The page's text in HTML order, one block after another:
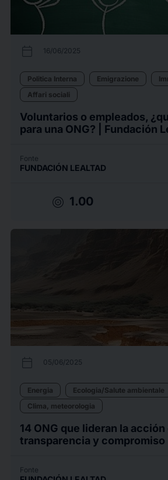
calendar_today 16/06/2025
Politica Interna Emigrazione
Affari sociali
Voluntarios o empleados,
para una ONG? | Fundación
Fonte
FUNDACIÓN LEALTAD
target 1.00
calendar_today 05/06/2025
Energia
Ecologia/Salute ambientale
Clima, meteorologia
14 ONG que lideran la
transparencia y compromiso
Fonte